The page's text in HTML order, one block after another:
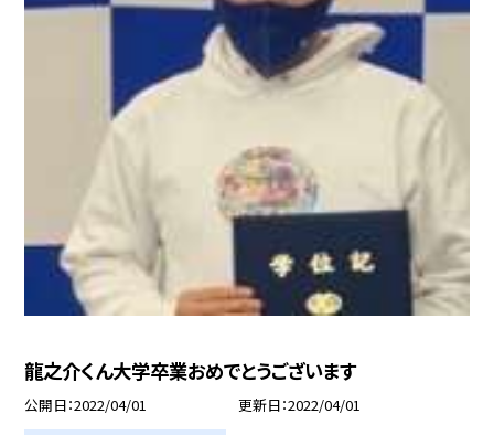
龍之介くん大学卒業おめでとうございます
公開日 2022/04/01 更新日 2022/04/01